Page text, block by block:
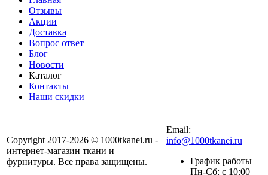
Отзывы
Акции
Доставка
Вопрос ответ
Блог
Новости
Каталог
Контакты
Наши скидки
Copyright 2017-2026 © 1000tkanei.ru -
интернет-магазин ткани и
фурнитуры. Все права защищены.
Email:
info@1000tkanei.ru
График работы
Пн-Сб: с 10:00